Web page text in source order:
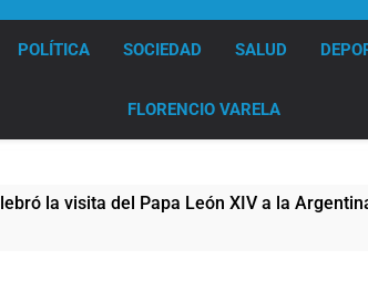
POLÍTICA SOCIEDAD SALUD
FLORENCIO VARELA
a la Argentina Figuras de